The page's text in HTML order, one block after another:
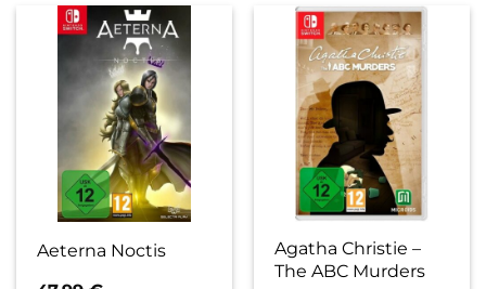
Aeterna Noctis
Agatha Christie –
The ABC Murders